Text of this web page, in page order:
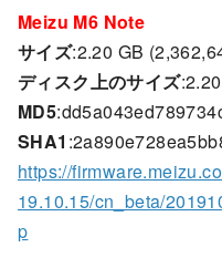
Meizu M6 Note
サイズ:2.20 GB
ディスク上のサイズ
MD5
SHA1
https://
19.10.15/cn_beta/
p